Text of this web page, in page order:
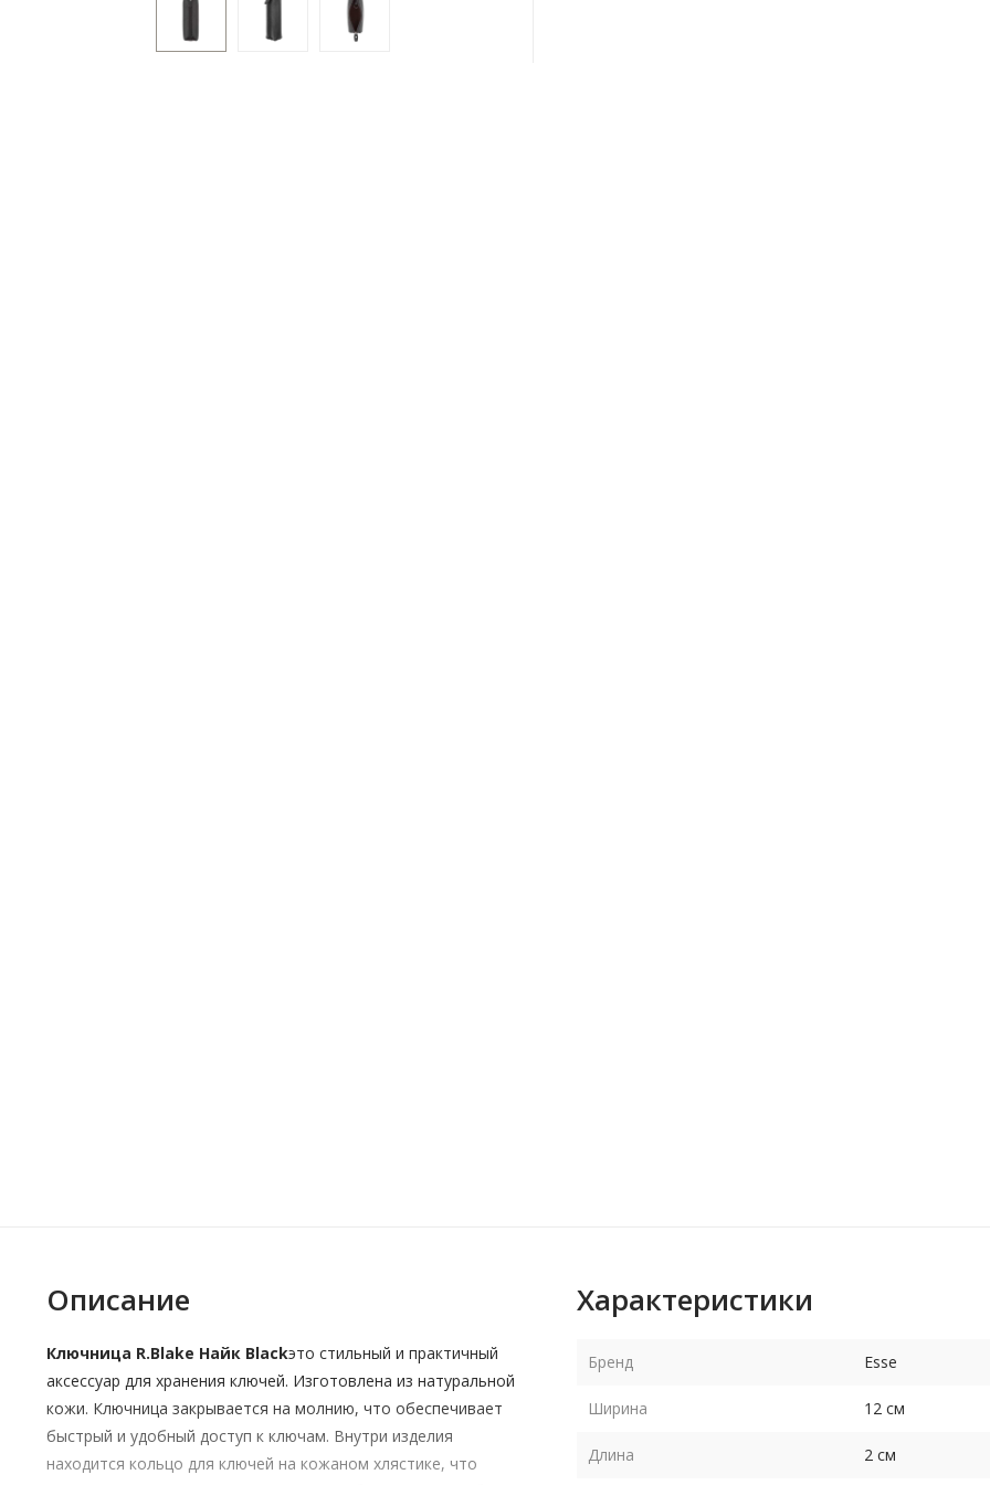
Описание
Ключница R.Blake Найк Blackэто стильный и практичный
аксессуар для хранения ключей. Изготовлена из натуральной
кожи. Ключница закрывается на молнию, что обеспечивает
быстрый и удобный доступ к ключам. Внутри изделия
находится кольцо для ключей на кожаном хлястике, что
Характеристики
Бренд Esse
Ширина 12 см
Длина 2 см